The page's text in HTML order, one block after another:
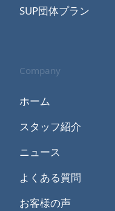
SUP団体プラン
Company
ホーム
スタッフ紹介
ニュース
よくある質問
お客様の声